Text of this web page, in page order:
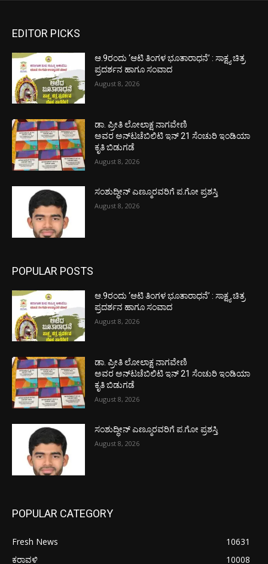
EDITOR PICKS
ಆ.9ರಂದು ‘ಆಟಿ ತಿಂಗಳ ಭೂತಾರಾಧನೆ’ : ಸಾಕ್ಷ್ಯ ಚಿತ್ರ
ಪ್ರದರ್ಶನ ಹಾಗೂ ಸಂವಾದ
August 8, 2026
ಡಾ. ಪ್ರೀತಿ ಲೋಲಾಕ್ಷ ನಾಗವೇಣಿ
ಅವರ ಅನ್‌ಟಚೆಬಿಲಿಟಿ ಇನ್ 21 ಸೆಂಚುರಿ ಇಂಡಿಯಾ
ಕೃತಿ ಬಿಡುಗಡೆ
August 8, 2026
ಸಂಶುದ್ಧೀನ್ ಎಣ್ಮೂರವರಿಗೆ ಪ.ಗೋ ಪ್ರಶಸ್ತಿ
August 8, 2026
POPULAR POSTS
ಆ.9ರಂದು ‘ಆಟಿ ತಿಂಗಳ ಭೂತಾರಾಧನೆ’ : ಸಾಕ್ಷ್ಯ ಚಿತ್ರ
ಪ್ರದರ್ಶನ ಹಾಗೂ ಸಂವಾದ
August 8, 2026
ಡಾ. ಪ್ರೀತಿ ಲೋಲಾಕ್ಷ ನಾಗವೇಣಿ
ಅವರ ಅನ್‌ಟಚೆಬಿಲಿಟಿ ಇನ್ 21 ಸೆಂಚುರಿ ಇಂಡಿಯಾ
ಕೃತಿ ಬಿಡುಗಡೆ
August 8, 2026
ಸಂಶುದ್ಧೀನ್ ಎಣ್ಮೂರವರಿಗೆ ಪ.ಗೋ ಪ್ರಶಸ್ತಿ
August 8, 2026
POPULAR CATEGORY
Fresh News
10631
ಕರಾವಳಿ
10008